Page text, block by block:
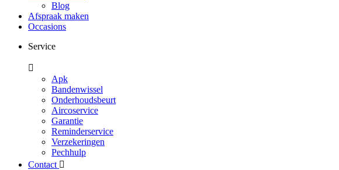
Blog
Afspraak maken
Occasions
Service
Apk
Bandenwissel
Onderhoudsbeurt
Aircoservice
Garantie
Reminderservice
Verzekeringen
Pechhulp
Contact